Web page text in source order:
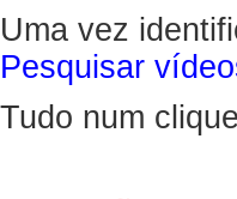
Uma vez
Pesquisar
Tudo num